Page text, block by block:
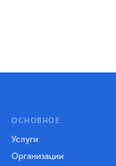
ОСНОВНОЕ
Услуги
Организации